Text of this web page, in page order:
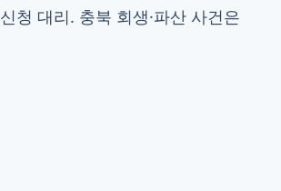
청 대리. 충북 회생·파산 사건은